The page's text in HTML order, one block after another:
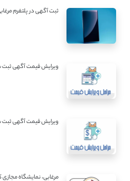
ثبت آگهی در پلتفرم
ویرایش قیمت آگهی ثبت
ویرایش قیمت آگهی ثبت
مرغابی، نمایشگاه